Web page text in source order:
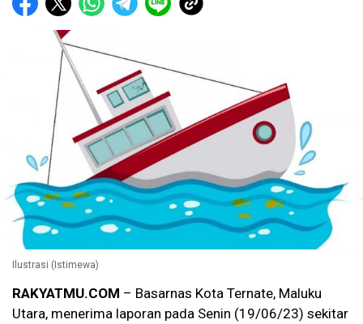
Ilustrasi (Istimewa)
RAKYATMU.COM – Basarnas Kota Ternate, Maluku
Utara, menerima laporan pada Senin (19/06/23) sekitar